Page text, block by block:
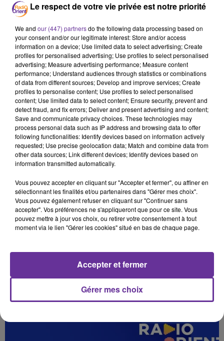
SAMI YUSUF : COMMENT IL A TRANSFORMÉ LES
ANASHID EN MUSIQUE...
Alhan Al-Samaa
LES DAMES DU “MADAD” : MUNIRA ABDOU ET OUM
KALTHOUM, LA VOIX...
Alhan Al-Samaa
Le respect de votre vie privée est notre priorité
We and our (447) partnersdo the following data processing based on
your consent and/or our legitimate interest: Store and/or access
information on a device; Use limited data to select advertising; Create
profiles for personalised advertising; Use profiles to select personalised
advertising; Measure advertising performance; Measure content
performance; Understand audiences through statistics or combinations
of data from different sources; Develop and improve services; Create
profiles to personalise content; Use profiles to select personalised
content; Use limited data to select content; Ensure security, prevent and
detect fraud, and fix errors; Deliver and present advertising and content;
Save and communicate privacy choices. These technologies may
process personal data such as IP address and browsing data to offer
following functionalities: Identify devices based on information actively
requested; Use precise geolocation data; Match and combine data from
other data sources; Link different devices; Identify devices based on
information transmitted automatically.
Vous pouvez accepter en cliquant sur "Accepter et fermer", ou affiner en
sélectionnant les finalités et/ou partenaires dans "Gérer mes choix".
Vous pouvez également refuser en cliquant sur "Continuer sans
accepter". Vos préférences ne s'appliqueront que pour ce site. Vous
pouvez mettre à jour vos choix, ou retirer votre consentement à tout
moment via le lien "Gérer les cookies" situé en bas de chaque page.
Gérer mes choix
Accepter et fermer